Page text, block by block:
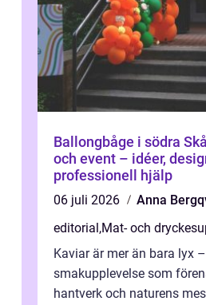
Ballongbåge i södra
och event – idéer,
professionell hjälp
06 juli 2026
Anna
editorial,Mat- och
Kaviar är mer än bara lyx
smakupplevelse som
hantverk och naturens